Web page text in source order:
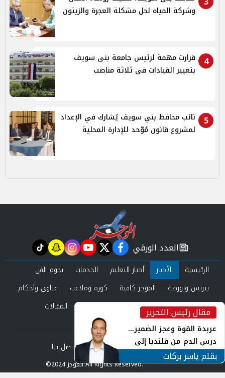
وشركة المياه لحل مشكلة العجرة والزيتون
4
قرارت مهمة لرئيس جامعة بنى سويف
بتغيير القيادات فى ثلاثة مناصب
5
نائب محافظ بني سويف يُشارك في الإعداد
لمشروع قانون مُوّحد للإدارة المحلية
مقال رئيس التحرير
عربدة القوة وعجز الضمير...
درس الدم من قلنديا إلى
جنوب لبنان
بقلم ياسر بركات
newspaper
العدد الورقي facebook
twitter
youtube
instagram
snapchat
tiktok
الرئيسية الأخبار أخبار التعليم الخدمات
نجوم الفن
بيزنس وبورصة
الموجز كافية كورة وملاعب
فتاوى وأحكام
صحة وجمال
عرب وعالم حوادث ومحاكم
المقالات
العدد الورقي
من نحن
سياسة الخصوصية اتصل بنا
©2024 الموجز All Rights Reserved.